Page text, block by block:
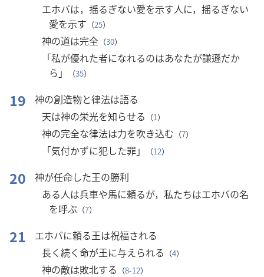
エホバは，揺るぎない愛を示す人に，揺るぎない
愛を示す （25）
神の道は完全（30）
「私が優れた者になれるのはあなたが謙遜だか
ら」
（35）
19
神の創造物と律法は語る
天は神の栄光を知らせる （1）
神の完全な律法は力を吹き込む （7）
「気付かずに犯した罪」 （12）
20
神が任命した王の勝利
ある人は兵車や馬に頼るが，私たちはエホバの名
を呼ぶ （7）
21
エホバに頼る王は祝福される
長く続く命が王に与えられる （4）
神の敵は敗北する （8-12）